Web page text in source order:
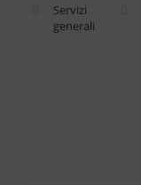
Servizi
generali